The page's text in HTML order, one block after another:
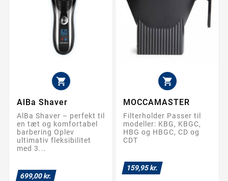

AlBa Shaver
AlBa Shaver – perfekt til
en tæt og komfortabel
barbering Oplev
ultimativ fleksibilitet
med 3...
699,00 kr.

MOCCAMASTER
Filterholder Passer til
modeller: KBG, KBGC,
HBG og HBGC, CD og
CDT
159,95 kr.